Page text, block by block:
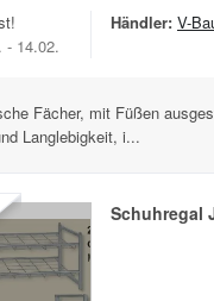
- 14.02.
Händler: V-
Fächer, mit Füßen
Langlebigkeit, i...
Schuhregal